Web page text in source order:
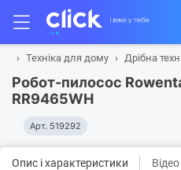
Техніка для дому Дрібна
Робот-пилосос
RR9465WH
Арт. 519292
Опис і характеристики